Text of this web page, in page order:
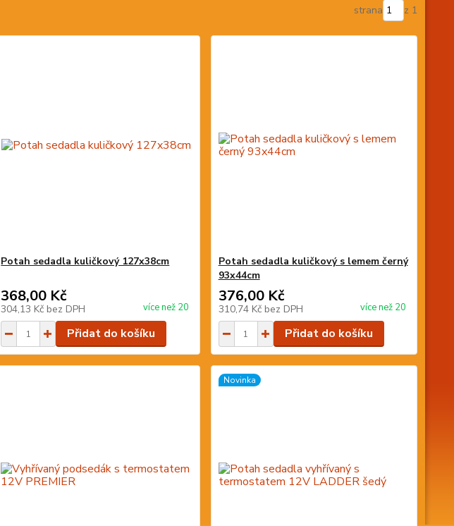
strana z 1
Potah sedadla kuličkový 127x38cm
368,00 Kč
304,13 Kč bez DPH více než 20
Přidat do košíku
Potah sedadla kuličkový s lemem černý
93x44cm
376,00 Kč
310,74 Kč bez DPH více než 20
Přidat do košíku
Novinka